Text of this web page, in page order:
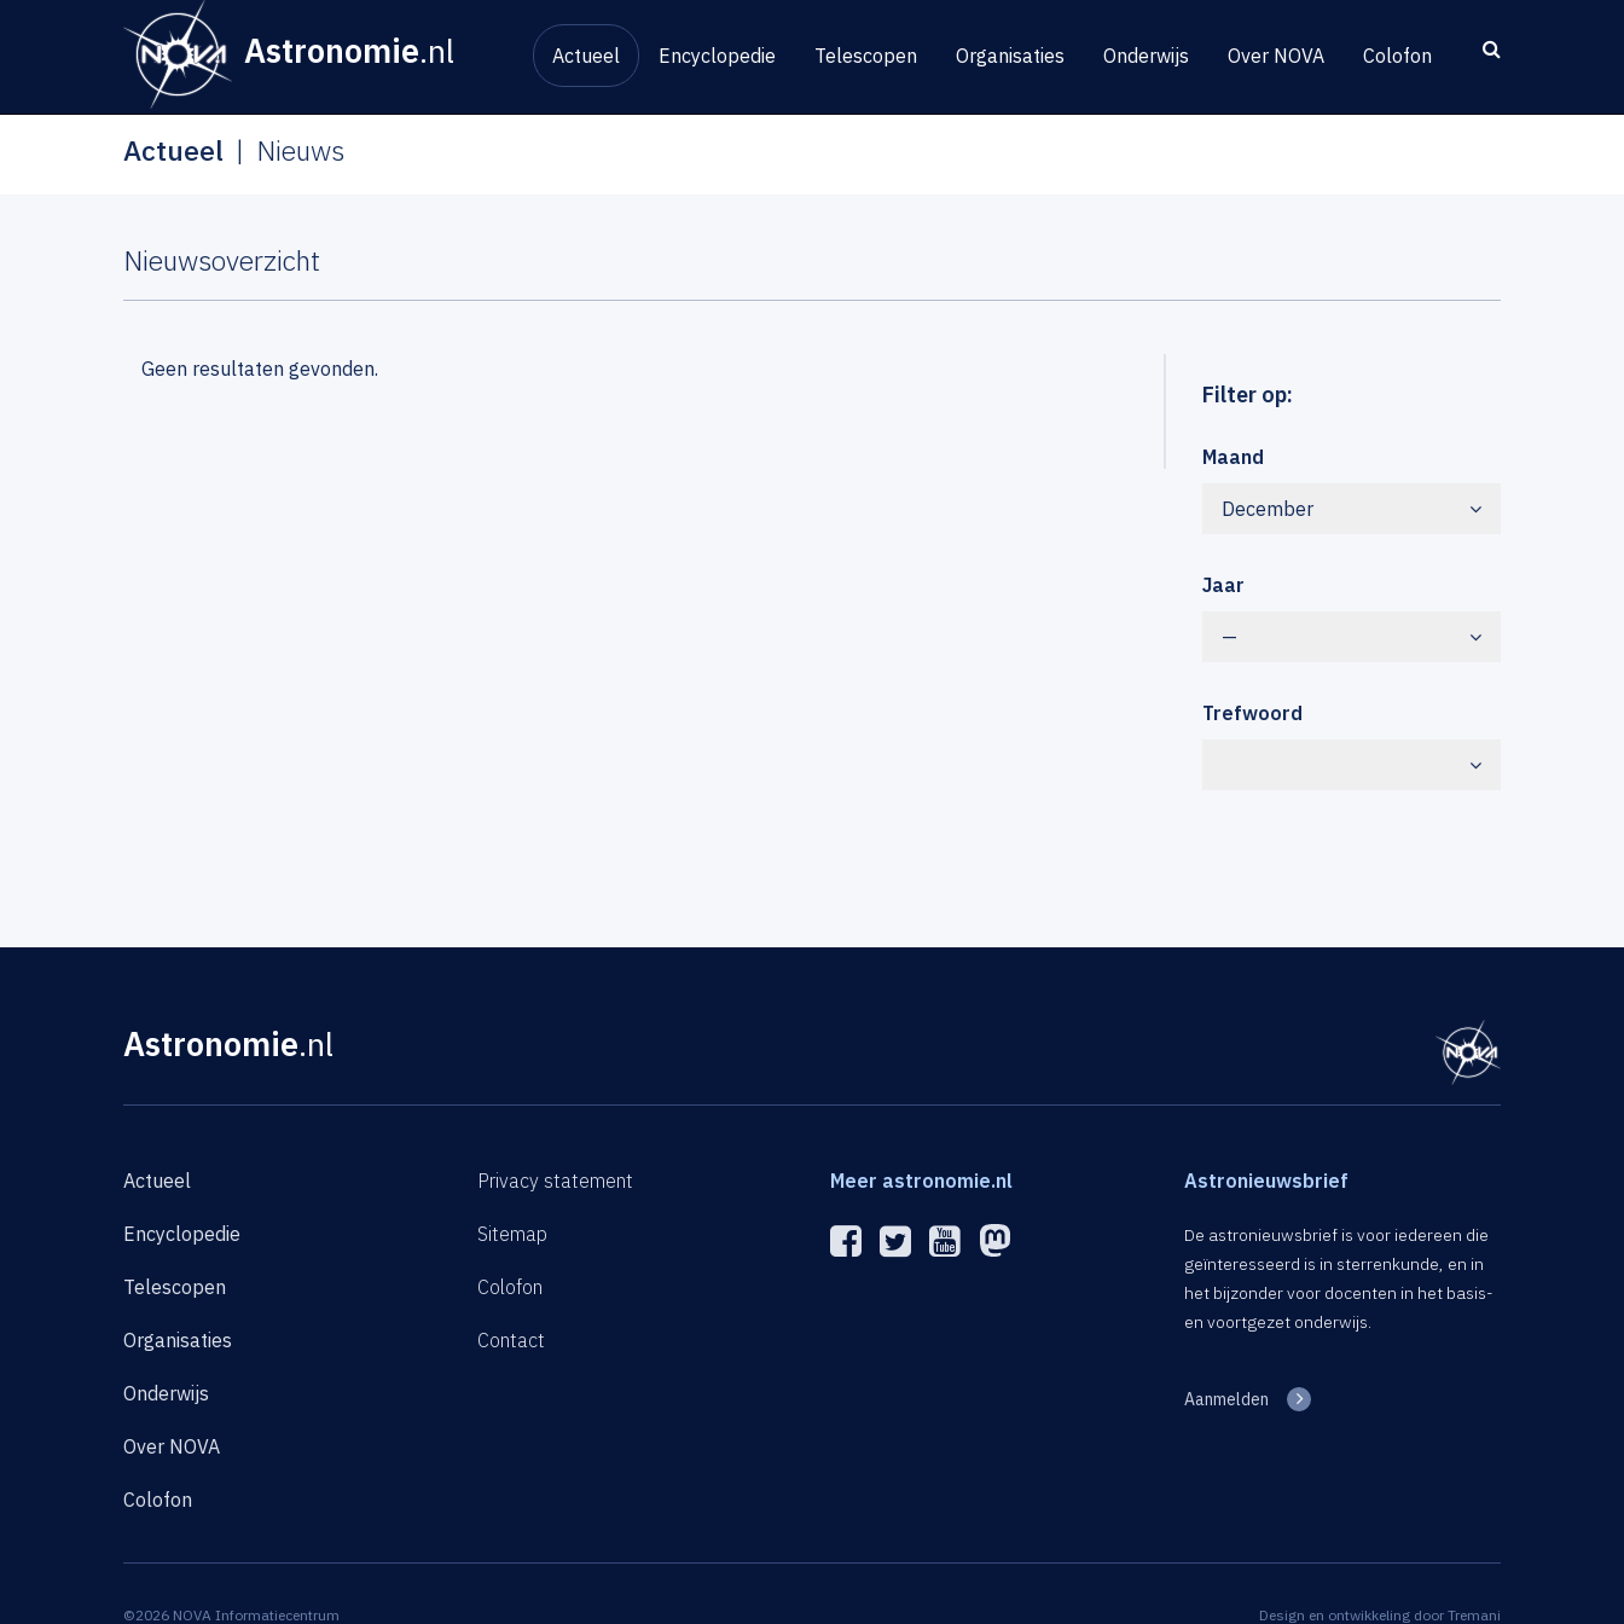
Astronomie.nl Actueel Encyclopedie Telescopen Organisaties Onderwijs Over NOVA Colofon
Actueel Nieuws
Nieuwsoverzicht
Filter op:
Maand
December
Jaar
—
Trefwoord
Geen resultaten gevonden.
Astronomie.nl
Actueel
Encyclopedie
Telescopen
Organisaties
Onderwijs
Over NOVA
Colofon
Privacy statement
Sitemap
Colofon
Contact
Meer astronomie.nl Astronieuwsbrief
De astronieuwsbrief is voor iedereen die
geïnteresseerd is in sterrenkunde, en in
het bijzonder voor docenten in het basis-
en voortgezet onderwijs.
Aanmelden
©2026 NOVA Informatiecentrum Design en ontwikkeling door Tremani